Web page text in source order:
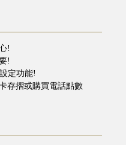
!
!
定功能!
存摺或購買電話點數